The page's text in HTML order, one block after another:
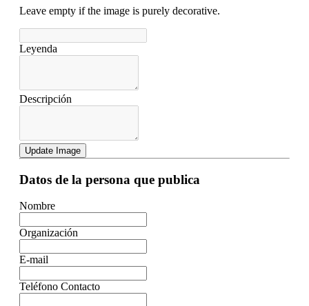
Leave empty if the image is purely decorative.
Leyenda
Descripción
Update Image
Datos de la persona que publica
Nombre
Organización
E-mail
Teléfono Contacto